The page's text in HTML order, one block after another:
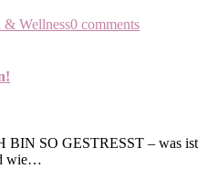
& Wellness0 comments
BIN SO GESTRESST – was ist
wie…